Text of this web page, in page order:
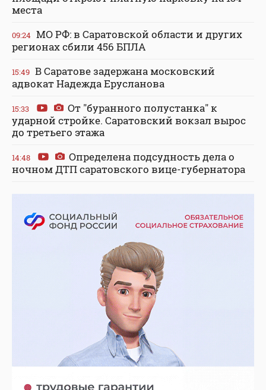
места
09:24 МО РФ: в Саратовской области и других
регионах сбили 456 БПЛА
15:49 В Саратове задержана московский
адвокат Надежда Ерусланова
15:33
От "буранного полустанка" к
ударной стройке. Саратовский вокзал вырос
до третьего этажа
14:48
Определена подсудность дела о
ночном ДТП саратовского вице-губернатора